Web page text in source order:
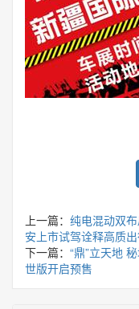
上一篇： 纯电混动双
安上市试驾诠释高质
下一篇： “鼎”立天地
世版开启预售